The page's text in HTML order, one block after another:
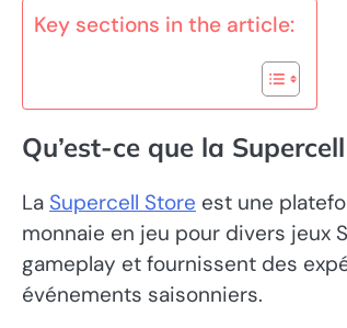
Key sections in the article:
Qu’est-ce que la
La Supercell Store est une
monnaie en jeu pour divers jeux
gameplay et fournissent des
événements saisonniers.